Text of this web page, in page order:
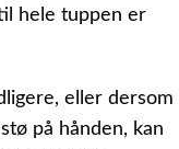
hele tuppen er
eller dersom
på hånden, kan